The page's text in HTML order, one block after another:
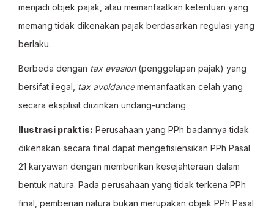
menjadi objek pajak, atau memanfaatkan ketentuan yang
memang tidak dikenakan pajak berdasarkan regulasi yang
berlaku.
Berbeda dengan tax evasion(penggelapan pajak) yang
bersifat ilegal, tax avoidancememanfaatkan celah yang
secara eksplisit diizinkan undang-undang.
Ilustrasi praktis: Perusahaan yang PPh badannya tidak
dikenakan secara final dapat mengefisiensikan PPh Pasal
21 karyawan dengan memberikan kesejahteraan dalam
bentuk natura. Pada perusahaan yang tidak terkena PPh
final, pemberian natura bukan merupakan objek PPh Pasal